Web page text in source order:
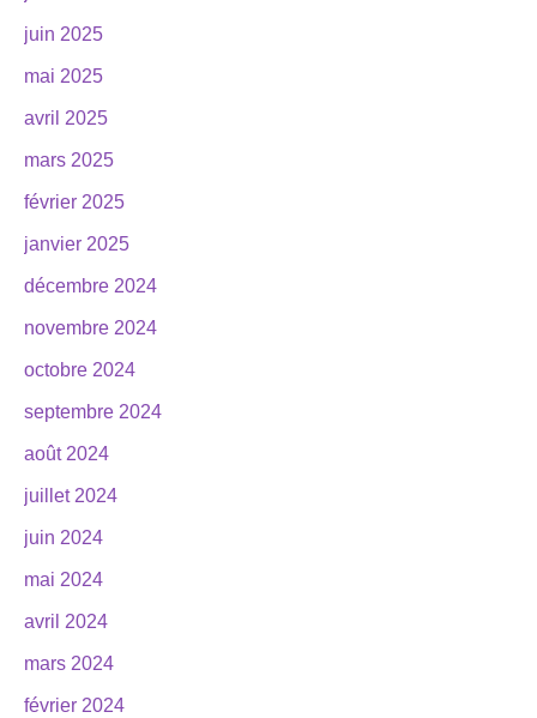
juin 2025
mai 2025
avril 2025
mars 2025
février 2025
janvier 2025
décembre 2024
novembre 2024
octobre 2024
septembre 2024
août 2024
juillet 2024
juin 2024
mai 2024
avril 2024
mars 2024
février 2024